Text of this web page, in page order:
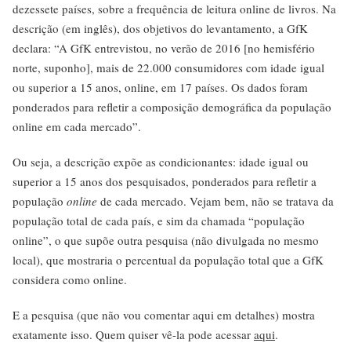
dezessete países, sobre a frequência de leitura online de livros. Na
descrição (em inglês), dos objetivos do levantamento, a GfK
declara: “A GfK entrevistou, no verão de 2016 [no hemisfério
norte, suponho], mais de 22.000 consumidores com idade igual
ou superior a 15 anos, online, em 17 países. Os dados foram
ponderados para refletir a composição demográfica da população
online em cada mercado”.
Ou seja, a descrição expõe as condicionantes: idade igual ou
superior a 15 anos dos pesquisados, ponderados para refletir a
população online de cada mercado. Vejam bem, não se tratava da
população total de cada país, e sim da chamada “população
online”, o que supõe outra pesquisa (não divulgada no mesmo
local), que mostraria o percentual da população total que a GfK
considera como online.
E a pesquisa (que não vou comentar aqui em detalhes) mostra
exatamente isso. Quem quiser vê-la pode acessar aqui.